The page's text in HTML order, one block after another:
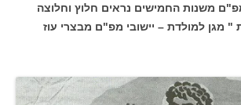
משנות החמישים נראים חלוץ וחלוצה
" מגן למולדת – יישובי מפ"ם מבצרי עוז